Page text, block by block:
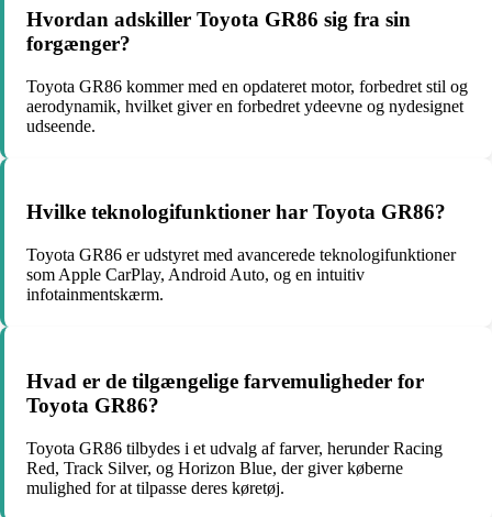
Hvordan adskiller Toyota GR86 sig fra sin
forgænger?
Toyota GR86 kommer med en opdateret motor, forbedret stil og
aerodynamik, hvilket giver en forbedret ydeevne og nydesignet
udseende.
Hvilke teknologifunktioner har Toyota GR86?
Toyota GR86 er udstyret med avancerede teknologifunktioner
som Apple CarPlay, Android Auto, og en intuitiv
infotainmentskærm.
Hvad er de tilgængelige farvemuligheder for
Toyota GR86?
Toyota GR86 tilbydes i et udvalg af farver, herunder Racing
Red, Track Silver, og Horizon Blue, der giver køberne
mulighed for at tilpasse deres køretøj.